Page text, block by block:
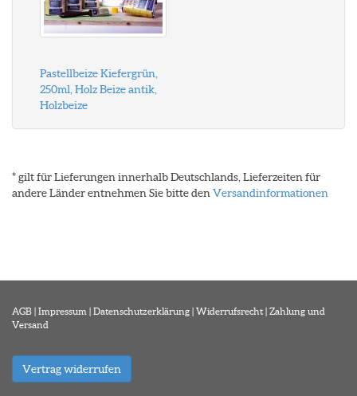
Pastellbeize Kiefergrün,
250ml, Holz Beize antik,
Holzbeize
* gilt für Lieferungen innerhalb Deutschlands, Lieferzeiten für
andere Länder entnehmen Sie bitte den Versandinformationen
AGB | Impressum | Datenschutzerklärung | Widerrufsrecht | Zahlung und
Versand
Vertrag widerrufen